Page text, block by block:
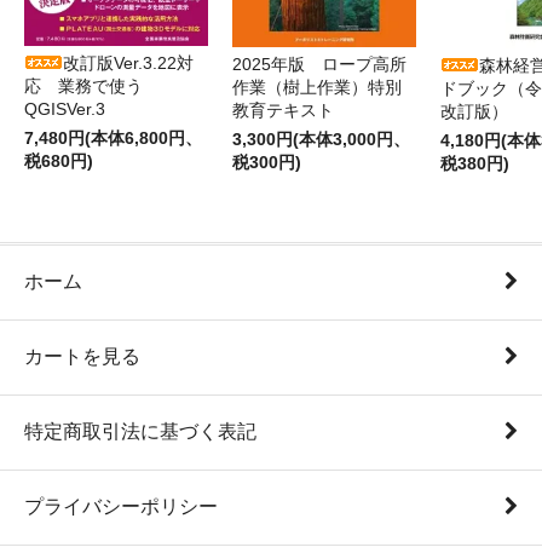
改訂版Ver.3.22対
応 業務で使う
QGISVer.3
7,480円(本体6,800円、
税680円)
2025年版 ロープ高所
作業（樹上作業）特別
教育テキスト
3,300円(本体3,000円、
税300円)
森林経
ドブック（
改訂版）
4,180円(本
税380円)
ホーム
カートを見る
特定商取引法に基づく表記
プライバシーポリシー